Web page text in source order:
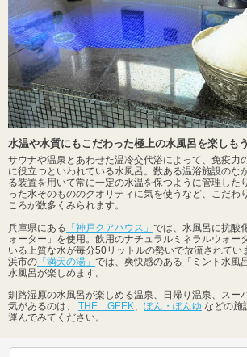
水温や水質にもこだわった極上の水風呂を楽しもう
サウナや温泉とあわせた温冷交代浴によって、免疫力
に役立つといわれている水風呂。数ある温浴施設の
る装置を用いて常に一定の水温を保つように管理した
った水そのもののクオリティに気を使うなど、こだわ
ころが数多くみられます。
兵庫県にある 「神戸クアハウス」 では、水風呂に抗酸
ォーター」を使用。飲用のナチュラルミネラルウォー
いる上質な水が毎分50リットルの勢いで放流されてい
浜市の 「満天の湯」 では、爽快感のある「ミント水風
水風呂が楽しめます。
釧路湿原の水風呂が楽しめる温泉、日帰り温泉、スー
気があるのは、 THE GEEK、 ぽん・ぽんゆ などの施
運んでみてください。